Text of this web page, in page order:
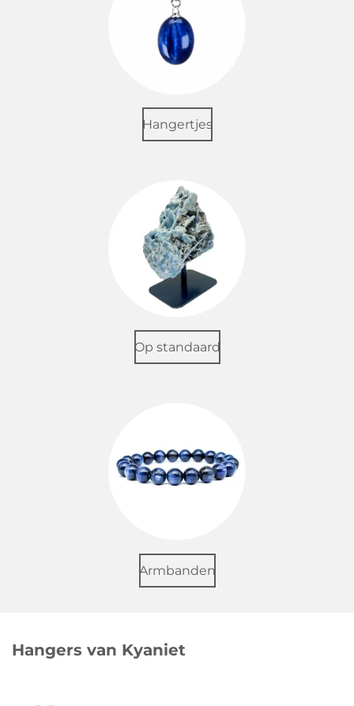
Hangertjes
Op standaard
Armbanden
Hangers van Kyaniet